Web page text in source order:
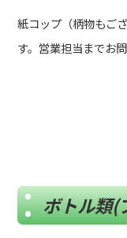
紙コップ（柄物もご
す。営業担当までお
ボトル類(